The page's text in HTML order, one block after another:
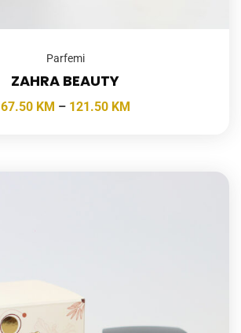
Parfemi
ZAHRA BEAUTY
67.50 KM – 121.50 KM